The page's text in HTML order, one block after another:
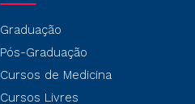
Graduação
Pós-Graduação
Cursos de Medicina
Cursos Livres